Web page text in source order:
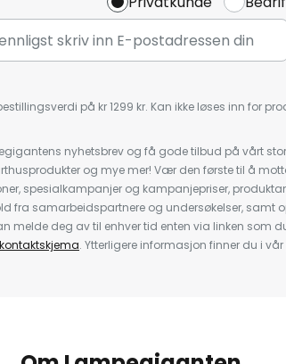
på kr 1299 kr. Kan ikke løses inn for
nyhetsbrev og få gode tilbud på vårt
og mye mer! Vær den første til å
spesialkampanjer og kampanjepriser,
fra samarbeidspartnere og undersøkelser, samt
melde deg av til enhver tid enten via linken som
kontaktskjema. Ytterligere informasjon finner du i vår